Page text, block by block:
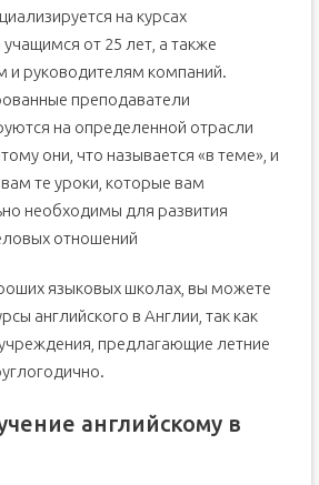
на курсах
учащимся от 25 лет, а также
и руководителям компаний.
преподаватели
на определенной отрасли
они, что называется «в теме», и
те уроки, которые вам
необходимы для развития
отношений
языковых школах, вы можете
английского в Англии, так как
предлагающие летние
английскому в